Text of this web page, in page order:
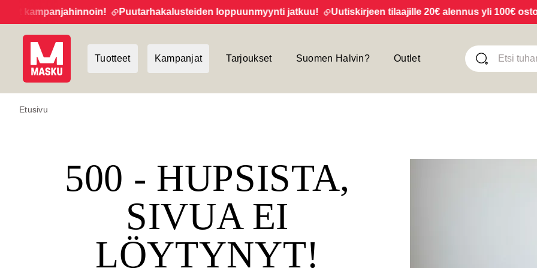
kampanjahinnoin! Puutarhakalusteiden loppuunmyynti jatkuu! Uutiskirjeen tilaajille 20€ alennus yli 100€
Tuotteet Kampanjat Tarjoukset Suomen Halvin? Outlet
Etusivu
500 - HUPSISTA,
SIVUA EI
LÖYTYNYT!